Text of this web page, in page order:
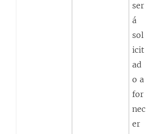
ser
á
sol
icit
ad
o a
for
nec
er